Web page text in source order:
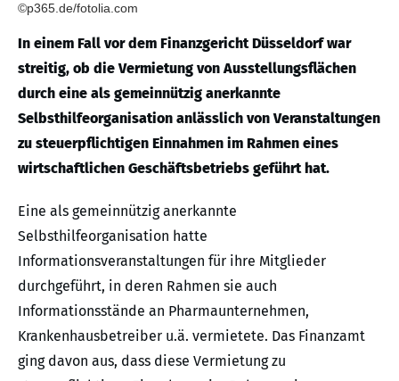
©p365.de/fotolia.com
In einem Fall vor dem Finanzgericht Düsseldorf war
streitig, ob die Vermietung von Ausstellungsflächen
durch eine als gemeinnützig anerkannte
Selbsthilfeorganisation anlässlich von Veranstaltungen
zu steuerpflichtigen Einnahmen im Rahmen eines
wirtschaftlichen Geschäftsbetriebs geführt hat.
Eine als gemeinnützig anerkannte
Selbsthilfeorganisation hatte
Informationsveranstaltungen für ihre Mitglieder
durchgeführt, in deren Rahmen sie auch
Informationsstände an Pharmaunternehmen,
Krankenhausbetreiber u.ä. vermietete. Das Finanzamt
ging davon aus, dass diese Vermietung zu